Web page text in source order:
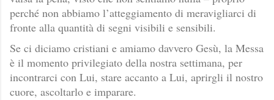
perché non abbiamo l’atteggiamento di meravigliarci di
fronte alla quantità di segni visibili e sensibili.
Se ci diciamo cristiani e amiamo davvero Gesù, la Messa
è il momento privilegiato della nostra settimana, per
incontrarci con Lui, stare accanto a Lui, aprirgli il nostro
cuore, ascoltarlo e imparare.